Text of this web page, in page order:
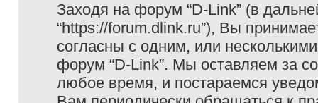
Заходя на форум “D-Link” (в
“https://forum.dlink.ru”), Вы
согласны с одним, или
форум “D-Link”. Мы оставляем за
любое время, и постараемся